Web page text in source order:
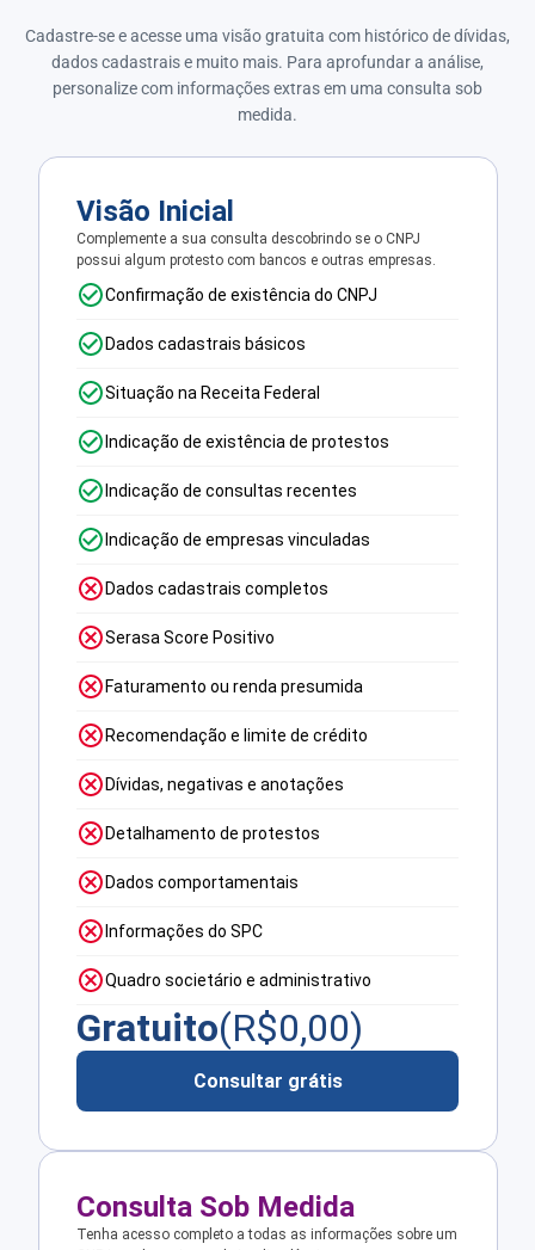
Cadastre-se e acesse uma visão gratuita com histórico de dívidas,
dados cadastrais e muito mais. Para aprofundar a análise,
personalize com informações extras em uma consulta sob
medida.
Visão Inicial
Complemente a sua consulta descobrindo se o CNPJ
possui algum protesto com bancos e outras empresas.
Confirmação de existência do CNPJ
Dados cadastrais básicos
Situação na Receita Federal
Indicação de existência de protestos
Indicação de consultas recentes
Indicação de empresas vinculadas
Dados cadastrais completos
Serasa Score Positivo
Faturamento ou renda presumida
Recomendação e limite de crédito
Dívidas, negativas e anotações
Detalhamento de protestos
Dados comportamentais
Informações do SPC
Quadro societário e administrativo
Gratuito(R$0,00)
Consultar grátis
Consulta Sob Medida
Tenha acesso completo a todas as informações sobre um